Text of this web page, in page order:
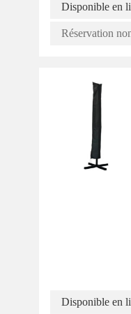
Disponible en
Réservation
Disponible en